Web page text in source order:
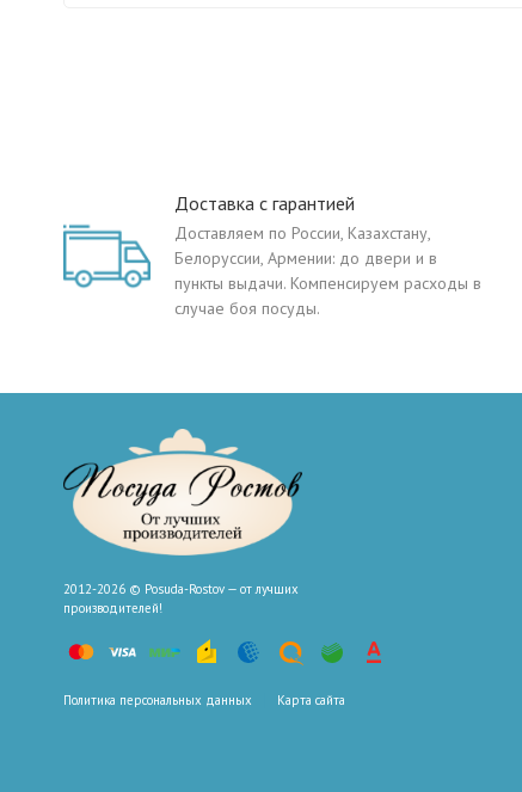
Доставка с гарантией
Доставляем по России, Казахстану,
Белоруссии, Армении: до двери и в
пункты выдачи. Компенсируем расходы в
случае боя посуды.
2012-2026 © Posuda-Rostov — от лучших
производителей!
Политика персональных данных Карта сайта